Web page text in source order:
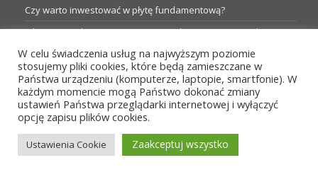
Czy warto inwestować w płytę fundamentową?
Jakie są trendy i nowe osiągnięcia w bezpiecznym i stylowym
projektowaniu poręczy?
Zaciski spawalnicze. Jakie wybrać do swojego warsztatu?
Jakie siedzisko wybrać do przedpokoju? Przegląd rozwiązań
Ceownik UPE – poznaj jego praktyczne zastosowania w
nowoczesnym budownictwie
Lamele do malowania – stwórz sam niepowtarzalne wnętrze
W celu świadczenia usług na najwyższym poziomie
stosujemy pliki cookies, które będą zamieszczane w
Państwa urządzeniu (komputerze, laptopie, smartfonie). W
każdym momencie mogą Państwo dokonać zmiany
ustawień Państwa przeglądarki internetowej i wyłączyć
opcję zapisu plików cookies.
Ustawienia Cookie Zaakceptuj wszystko